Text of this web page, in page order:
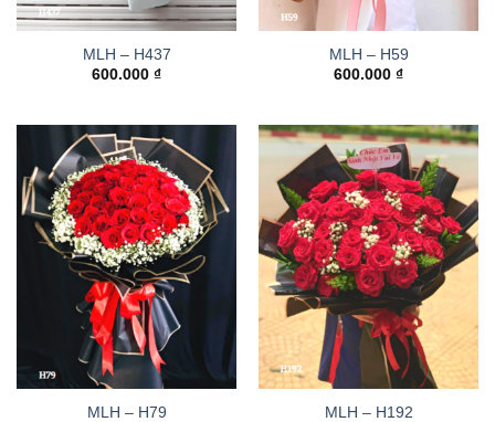
MLH – H437
600.000 ₫
MLH – H59
600.000 ₫
MLH – H79
MLH – H192